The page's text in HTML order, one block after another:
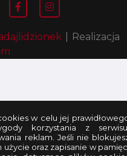
Realizacja
w celu jej
korzystania z
reklam. Jeśli nie
oraz zapisanie w